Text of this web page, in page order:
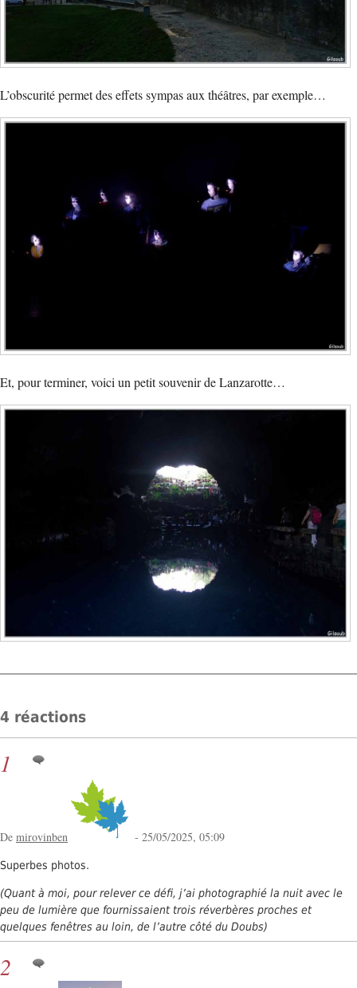
L’obscurité permet des effets sympas aux théâtres, par exemple…
Et, pour terminer, voici un petit souvenir de Lanzarotte…
4 réactions
1
De mirovinben - 25/05/2025, 05:09
Superbes photos.
(Quant à moi, pour relever ce défi, j’ai photographié la nuit avec le
peu de lumière que fournissaient trois réverbères proches et
quelques fenêtres au loin, de l’autre côté du Doubs)
2